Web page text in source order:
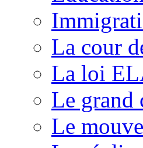
La cour
La loi
Le grand
Le